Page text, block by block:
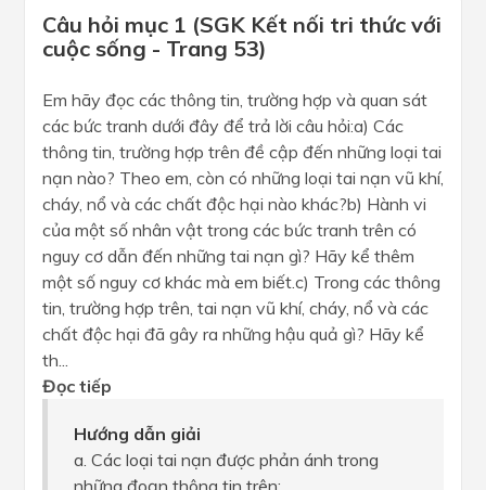
Câu hỏi mục 1 (SGK Kết nối tri thức với
cuộc sống - Trang 53)
Em hãy đọc các thông tin, trường hợp và quan sát
các bức tranh dưới đây để trả lời câu hỏi:a) Các
thông tin, trường hợp trên đề cập đến những loại tai
nạn nào? Theo em, còn có những loại tai nạn vũ khí,
cháy, nổ và các chất độc hại nào khác?b) Hành vi
của một số nhân vật trong các bức tranh trên có
nguy cơ dẫn đến những tai nạn gì? Hãy kể thêm
một số nguy cơ khác mà em biết.c) Trong các thông
tin, trường hợp trên, tai nạn vũ khí, cháy, nổ và các
chất độc hại đã gây ra những hậu quả gì? Hãy kể
th...
Đọc tiếp
Hướng dẫn giải
a. Các loại tai nạn được phản ánh trong
những đoạn thông tin trên: